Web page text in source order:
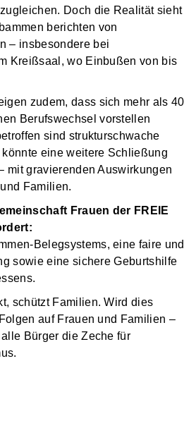
Doch die Realität sieht
berichten von
– insbesondere bei
Kreißsaal, wo Einbußen von bis
zudem, dass sich mehr als 40
Berufswechsel vorstellen
sind strukturschwache
eine weitere Schließung
mit gravierenden Auswirkungen
Familien.
Frauen der FREIE
Belegsystems, eine faire und
sowie eine sichere Geburtshilfe
schützt Familien. Wird dies
auf Frauen und Familien –
Bürger die Zeche für